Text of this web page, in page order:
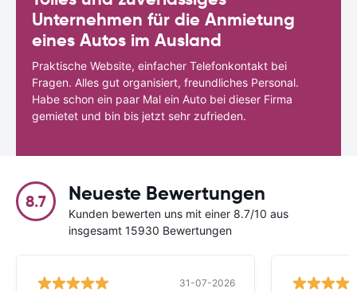
Unternehmen für die Anmietung
eines Autos im Ausland
Praktische Website, einfacher Telefonkontakt bei
Fragen. Alles gut organisiert, freundliches Personal.
Habe schon ein paar Mal ein Auto bei dieser Firma
gemietet und bin bis jetzt sehr zufrieden.
8.7 Neueste Bewertungen
Kunden bewerten uns mit einer 8.7/10 aus
insgesamt 15930 Bewertungen
31-07-2026